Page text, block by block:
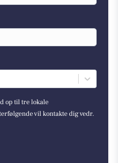
op til tre lokale
vil kontakte dig vedr.